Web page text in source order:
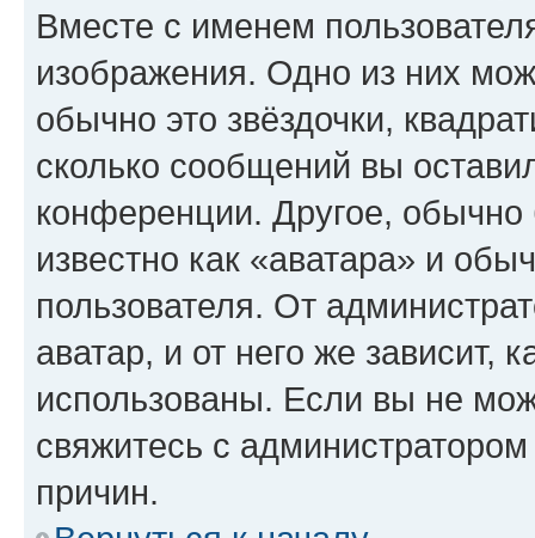
Вместе с именем
изображения. Одно из них
обычно это звёздочки,
сколько сообщений вы
конференции. Другое,
известно как «аватара» и
пользователя. От
аватар, и от него же зависит,
использованы. Если вы не
свяжитесь с
причин.